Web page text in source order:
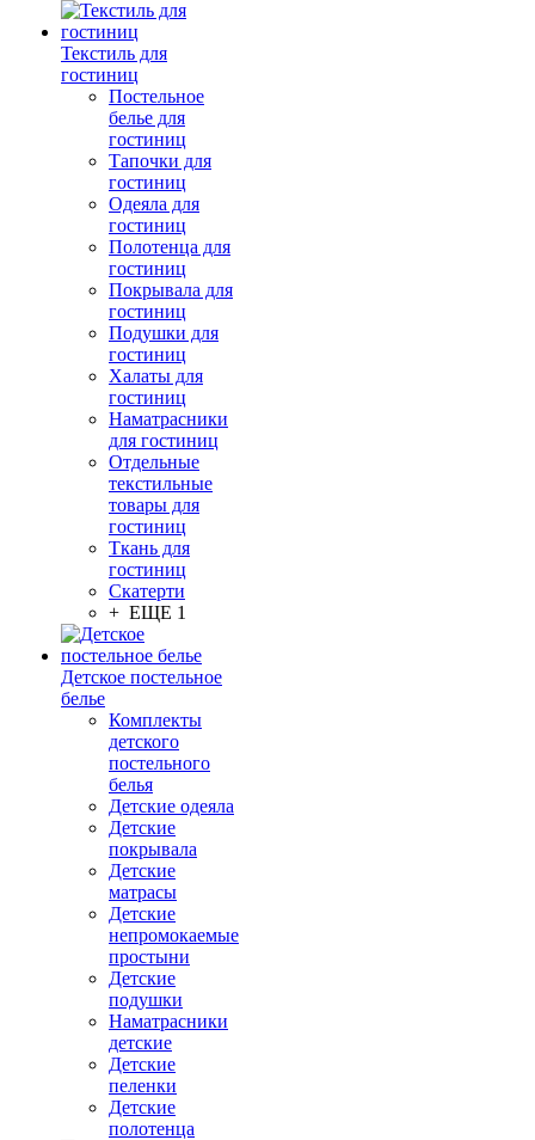
Текстиль для
гостиниц
Постельное
белье для
гостиниц
Тапочки для
гостиниц
Одеяла для
гостиниц
Полотенца для
гостиниц
Покрывала для
гостиниц
Подушки для
гостиниц
Халаты для
гостиниц
Наматрасники
для гостиниц
Отдельные
текстильные
товары для
гостиниц
Ткань для
гостиниц
Скатерти
+ ЕЩЕ 1
Детское постельное
белье
Комплекты
детского
постельного
белья
Детские одеяла
Детские
покрывала
Детские
матрасы
Детские
непромокаемые
простыни
Детские
подушки
Наматрасники
детские
Детские
пеленки
Детские
полотенца